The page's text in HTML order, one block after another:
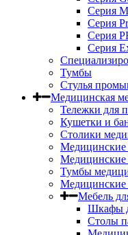
Серия
Серия
Серия
Серия
Тумбы
Стулья
Медицинская
Тележки для
Кушетки и
Столики
Медицинские
Тумбы
Мебель
Шкафы
Столы